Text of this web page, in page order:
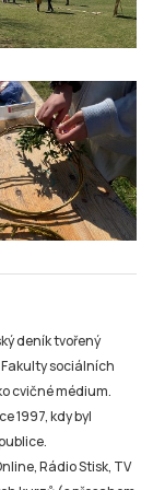
deník tvořený
sociálních
cvičné médium.
1997, kdy byl
Rádio Stisk, TV